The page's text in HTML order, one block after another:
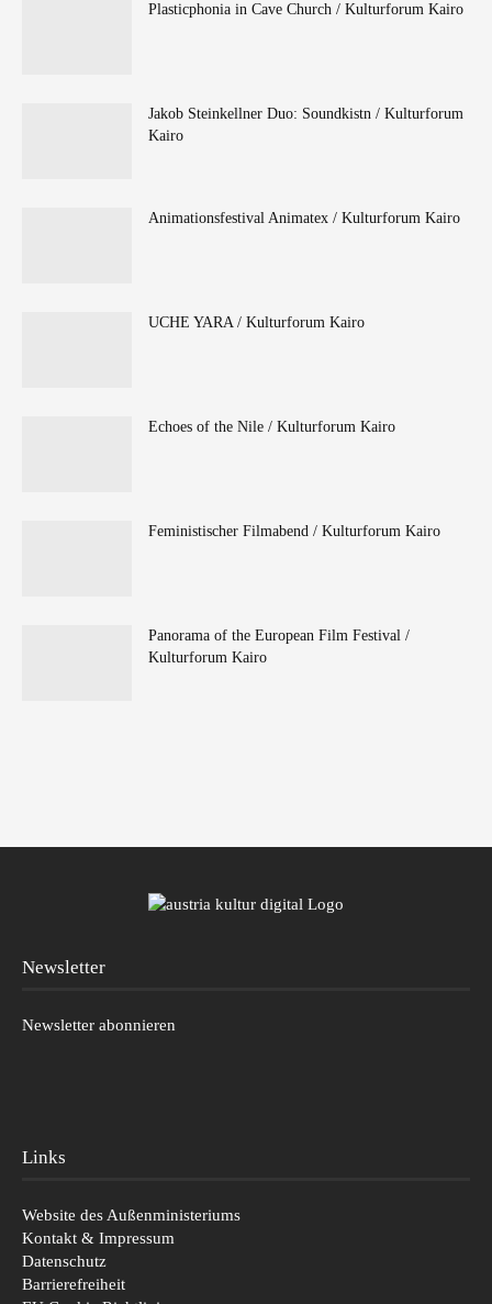
Plasticphonia in Cave Church / Kulturforum Kairo
Jakob Steinkellner Duo: Soundkistn / Kulturforum
Kairo
Animationsfestival Animatex / Kulturforum Kairo
UCHE YARA / Kulturforum Kairo
Echoes of the Nile / Kulturforum Kairo
Feministischer Filmabend / Kulturforum Kairo
Panorama of the European Film Festival /
Kulturforum Kairo
Newsletter
Newsletter abonnieren
Links
Website des Außenministeriums
Kontakt & Impressum
Datenschutz
Barrierefreiheit